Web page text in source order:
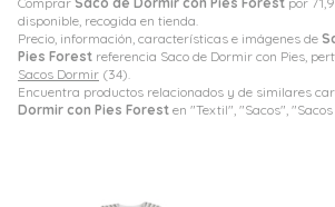
disponible, recogida en tienda.
Precio, información, características e imágenes de
Pies Forest referencia Saco de Dormir con Pies,
Sacos Dormir (34).
Encuentra productos relacionados y de similares
Dormir con Pies Forest en "Textil", "Sacos",